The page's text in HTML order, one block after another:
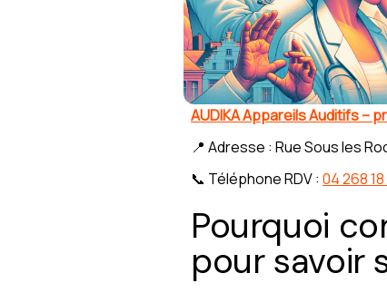
AUDIKA Appareils Auditifs –
📍 Adresse : Rue Sous les
📞 Téléphone RDV : 04 268
Pourquoi
pour savoir